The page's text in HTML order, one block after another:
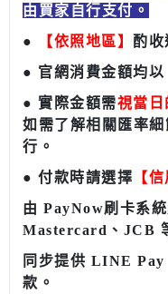
由買家自行支付。
●
【依照地區】 酌收
● 官網消費金額均以
● 實際金額需視當日
如需了解相關匯率
行。
● 付款時請選擇 【
由 PayNow刷卡系
Mastercard、JCB
同步提供 LINE
款。